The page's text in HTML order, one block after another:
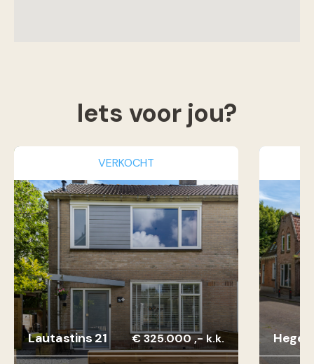
Iets voor jou?
VERKOCHT
Lautastins 21 € 325.000 ,- k.k.